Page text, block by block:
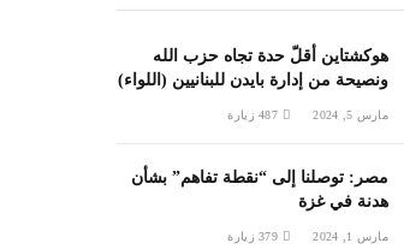
هوكشتاين أقلّ حدة تجاه حزب الله
ونصيحة من إدارة بايدن للبنانيين (اللواء)
مارس 5, 2024 487 زيارة
مصر: توصلنا إلى “نقطة تفاهم” بشأن
هدنة في غزة
مارس 1, 2024 379 زيارة